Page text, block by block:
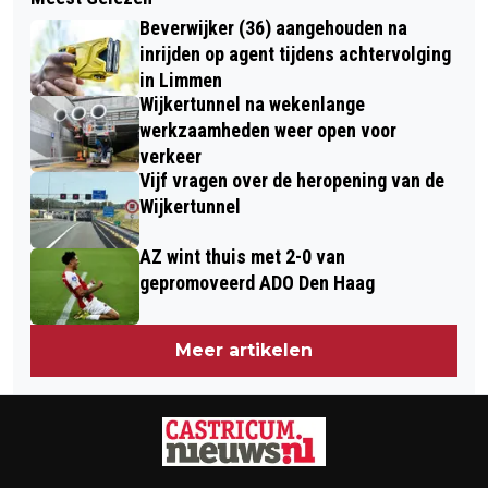
HEMELVAARTSDAG TOT EN MET
PINKSTEREN IN VICTORIEPARK
BAKKER BUITENLEVEN GENOMINEERD
VOOR IJMOND DUURZAAM AWARD
2022
Beverwijker (36) aangehouden na
inrijden op agent tijdens achtervolging
in Limmen
Wijkertunnel na wekenlange
werkzaamheden weer open voor
verkeer
Vijf vragen over de heropening van de
Wijkertunnel
AZ wint thuis met 2-0 van
gepromoveerd ADO Den Haag
Meer artikelen